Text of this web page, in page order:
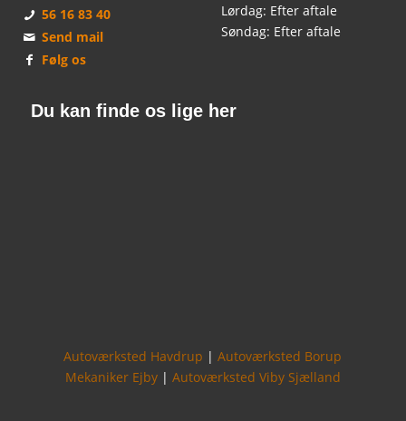
56 16 83 40
Send mail
Følg os
Lørdag: Efter aftale
Søndag: Efter aftale
Du kan finde os lige her
Autoværksted Havdrup |Autoværksted Borup
Mekaniker Ejby| Autoværksted Viby Sjælland